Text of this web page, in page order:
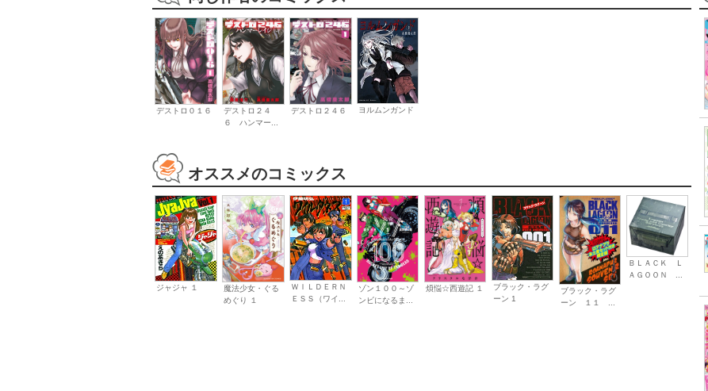
デストロ０１６
デストロ２４
６ ハンマー...
デストロ２４６ ヨルムンガンド
オススメのコミックス
ジャジャ １
魔法少女・ぐる
めぐり １
ＷＩＬＤＥＲＮ
ＥＳＳ（ワイ...
ゾン１００～ゾ
ンビになるま...
煩悩☆西遊記 １
ブラック・ラグ
ーン 1
ブラック・ラグ
ーン １１ ...
ＢＬＡＣＫ Ｌ
ＡＧＯＯＮ ...